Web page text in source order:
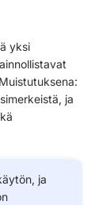
yksi
ja
ja